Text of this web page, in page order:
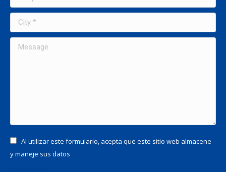
City *
Message
Al utilizar este formulario, acepta que este sitio web almacene
y maneje sus datos